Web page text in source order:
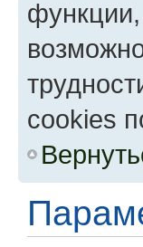
cookies